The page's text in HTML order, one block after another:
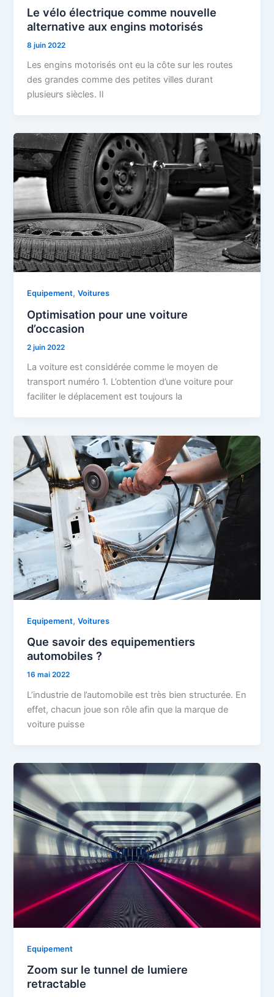
Le vélo électrique comme nouvelle
alternative aux engins motorisés
8 juin 2022
Les engins motorisés ont eu la côte sur les routes
des grandes comme des petites villes durant
plusieurs siècles. Il
Equipement,Voitures
Optimisation pour une voiture
d’occasion
2 juin 2022
La voiture est considérée comme le moyen de
transport numéro 1. L’obtention d’une voiture pour
faciliter le déplacement est toujours la
Equipement,Voitures
Que savoir des equipementiers
automobiles ?
16 mai 2022
L’industrie de l’automobile est très bien structurée. En
effet, chacun joue son rôle afin que la marque de
voiture puisse
Equipement
Zoom sur le tunnel de lumiere
retractable